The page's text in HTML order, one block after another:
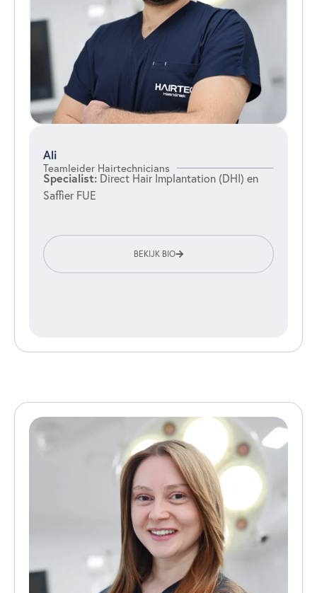
Ali
Teamleider Hairtechnicians
Specialist: Direct Hair Implantation (DHI) en
Saffier FUE
BEKIJK BIO